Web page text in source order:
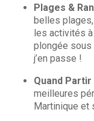
Plages &
belles
les activités
plongée sous
j’en passe !
Quand Partir
meilleures
Martinique et